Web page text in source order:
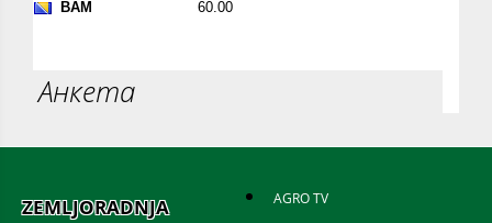
Анкета
ZEMLJORADNJA AGRO TV